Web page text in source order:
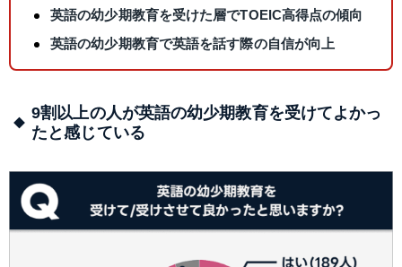
英語の幼少期教育を受けた層でTOEIC高得点の傾向
英語の幼少期教育で英語を話す際の自信が向上
9割以上の人が英語の幼少期教育を受けてよかっ
たと感じている